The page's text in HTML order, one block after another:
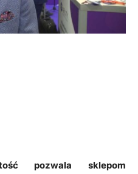
pozwala sklepom